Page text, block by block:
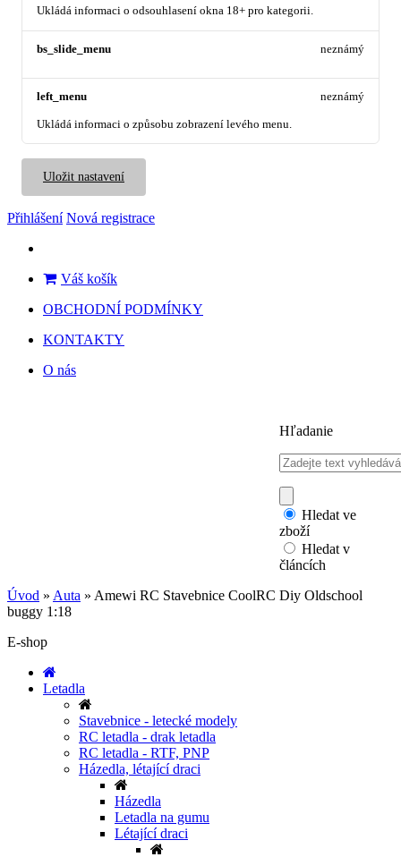
Ukládá informaci o odsouhlasení okna 18+ pro kategorii.
bs_slide_menu neznámý
left_menu
Ukládá informaci o způsobu zobrazení levého menu.
neznámý
Uložit nastavení
Přihlášení Nová registrace
Váš košík
OBCHODNÍ PODMÍNKY
KONTAKTY
O nás
Hľadanie
Hledat ve
zboží
Hledat v
článcích
Úvod » Auta » Amewi RC Stavebnice CoolRC Diy Oldschool
buggy 1:18
E-shop
Letadla
Stavebnice - letecké modely
RC letadla - drak letadla
RC letadla - RTF, PNP
Házedla, létající draci
Házedla
Letadla na gumu
Létající draci